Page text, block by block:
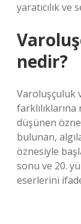
yaratıcılık
nedir?
Varoluşçuluk
düşünen
bulunan,
öznesiyle
sonu ve 20.
eserlerini